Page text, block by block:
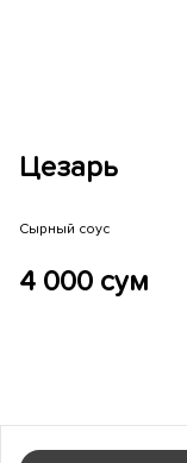
Цезарь
Сырный соус
4 000 сум